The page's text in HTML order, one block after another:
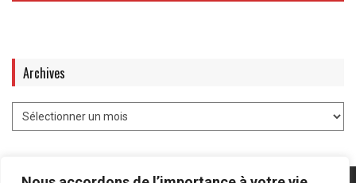
Archives